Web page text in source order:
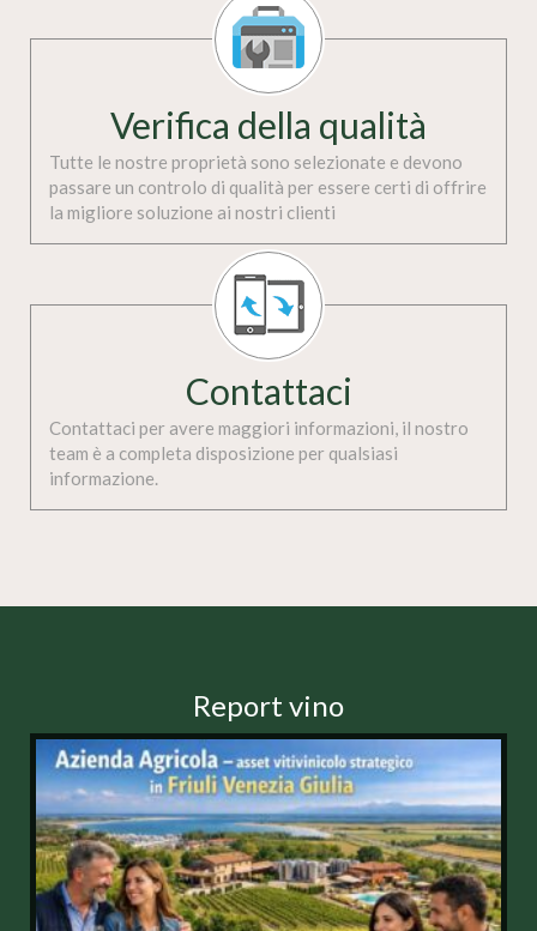
Verifica della qualità
Tutte le nostre proprietà sono selezionate e devono
passare un controlo di qualità per essere certi di offrire
la migliore soluzione ai nostri clienti
Contattaci
Contattaci per avere maggiori informazioni, il nostro
team è a completa disposizione per qualsiasi
informazione.
Report vino